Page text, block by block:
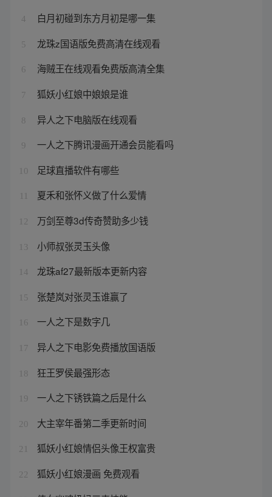
4 白月初碰到东方月初是哪一集
5 龙珠z国语版免费高清在线观看
6 海贼王在线观看免费版高清全集
7 狐妖小红娘中娘娘是谁
8 异人之下电脑版在线观看
9 一人之下腾讯漫画开通会员能看吗
10 足球直播软件有哪些
夏禾和张怀义做了什么爱情
12 万剑至尊3d传奇赞助多少钱
13 小师叔张灵玉头像
14 龙珠af27最新版本更新内容
15 张楚岚对张灵玉谁赢了
16 一人之下是数字几
17 异人之下电影免费播放国语版
18 狂王罗侯最强形态
19 一人之下锈铁篇之后是什么
20 大主宰年番第二季更新时间
21 狐妖小红娘情侣头像王权富贵
22 狐妖小红娘漫画 免费观看